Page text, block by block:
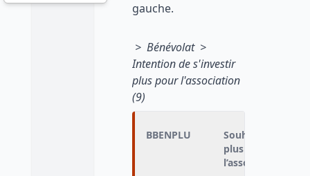
gauche.
> Bénévolat >
Intention de s'investir
plus pour l'association
(9)
BBENPLU
Souhait de
plus souvent
l’association